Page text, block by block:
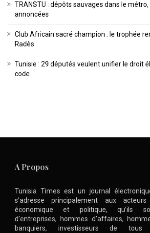
TRANSTU : dépôts sauvages dans le
annoncées
Club Africain sacré champion : le trophée
Radès
Tunisie : 29 députés veulent unifier le droit
code
A Propos
Tunisia Times est un journal
s’adresse principalement aux
économique et politique, qu’ils
d’entreprises, hommes d’affaires,
banquiers, investisseurs de